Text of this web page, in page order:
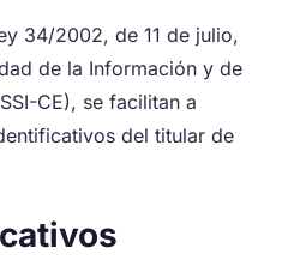
34/2002, de 11 de julio,
de la Información y de
CE), se facilitan a
del titular de